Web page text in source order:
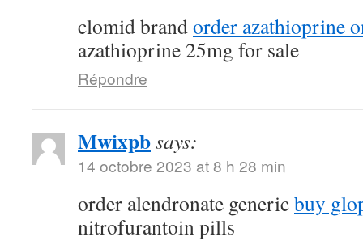
clomid brandorder azathioprine
azathioprine 25mg for sale
Répondre
Mwixpbsays:
14 octobre 2023 at 8 h 28 min
order alendronate genericbuy
nitrofurantoin pills